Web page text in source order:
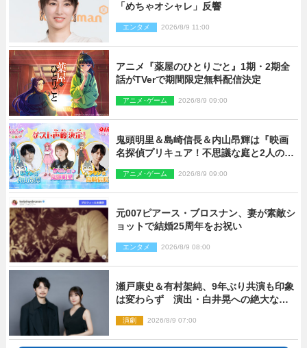
「めちゃオシャレ」反響
エンタメ 2026/8/9 11:00
アニメ『薬屋のひとりごと』1期・2期全
話がTVerで期間限定無料配信決定
アニメ･ゲーム 2026/8/9 09:00
鬼頭明里＆島崎信長＆内山昂輝は『映画
名探偵プリキュア！不思議な庭と2人の秘
アニメ･ゲーム 2026/8/9 09:00
元007ピアース・ブロスナン、妻が素敵シ
ョットで結婚25周年をお祝い
エンタメ 2026/8/9 08:00
瀬戸康史＆有村架純、9年ぶり共演も印象
は変わらず 演出・白井晃への絶大なる
演劇 2026/8/9 07:00